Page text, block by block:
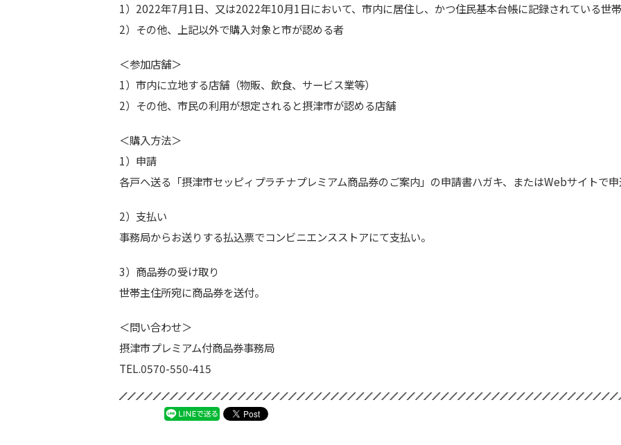
1）2022年7月1日、又は2022年10月1日において、市内に居住し、かつ住民基本台帳に記録されている世
2）その他、上記以外で購入対象と市が認める者
＜参加店舗＞
1）市内に立地する店舗（物販、飲食、サービス業等）
2）その他、市民の利用が想定されると摂津市が認める店舗
＜購入方法＞
1）申請
各戸へ送る「摂津市セッピィプラチナプレミアム商品券のご案内」の申請書ハガキ、またはWebサイトで
2）支払い
事務局からお送りする払込票でコンビニエンスストアにて支払い。
3）商品券の受け取り
世帯主住所宛に商品券を送付。
＜問い合わせ＞
摂津市プレミアム付商品券事務局
TEL.0570-550-415